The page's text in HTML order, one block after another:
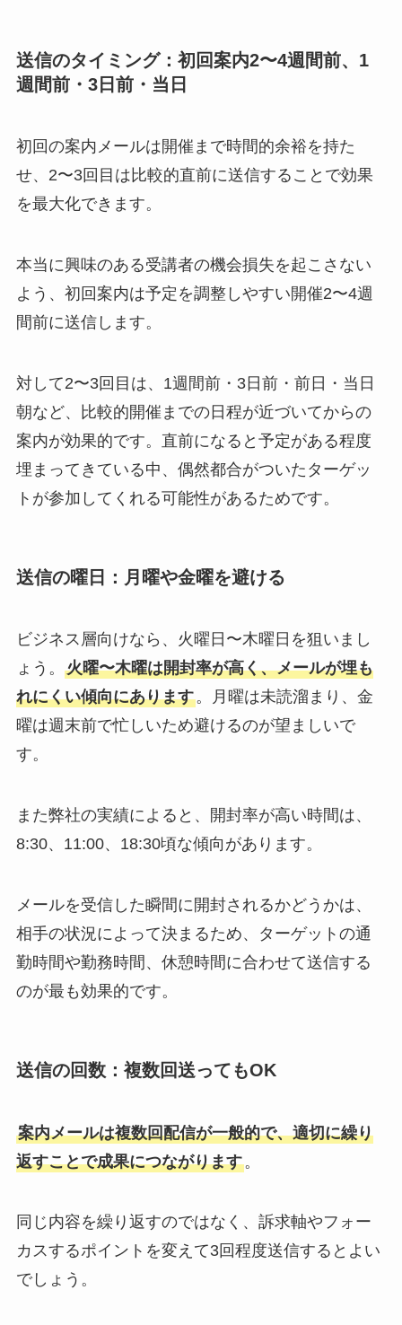
送信のタイミング：初回案内2〜4週間前、1
週間前・3日前・当日
初回の案内メールは開催まで時間的余裕を持た
せ、2〜3回目は比較的直前に送信することで効果
を最大化できます。
本当に興味のある受講者の機会損失を起こさない
よう、初回案内は予定を調整しやすい開催2〜4週
間前に送信します。
対して2〜3回目は、1週間前・3日前・前日・当日
朝など、比較的開催までの日程が近づいてからの
案内が効果的です。直前になると予定がある程度
埋まってきている中、偶然都合がついたターゲッ
トが参加してくれる可能性があるためです。
送信の曜日：月曜や金曜を避ける
ビジネス層向けなら、火曜日〜木曜日を狙いまし
ょう。 火曜〜木曜は開封率が高く、メールが埋も
れにくい傾向にあります。月曜は未読溜まり、金
曜は週末前で忙しいため避けるのが望ましいで
す。
また弊社の実績によると、開封率が高い時間は、
8:30、11:00、18:30頃な傾向があります。
メールを受信した瞬間に開封されるかどうかは、
相手の状況によって決まるため、ターゲットの通
勤時間や勤務時間、休憩時間に合わせて送信する
のが最も効果的です。
送信の回数：複数回送ってもOK
案内メールは複数回配信が一般的で、適切に繰り
返すことで成果につながります。
同じ内容を繰り返すのではなく、訴求軸やフォー
カスするポイントを変えて3回程度送信するとよい
でしょう。